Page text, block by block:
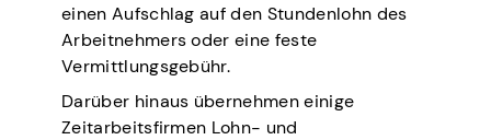
einen Aufschlag auf den Stundenlohn des
Arbeitnehmers oder eine feste
Vermittlungsgebühr.
Darüber hinaus übernehmen einige
Zeitarbeitsfirmen Lohn- und